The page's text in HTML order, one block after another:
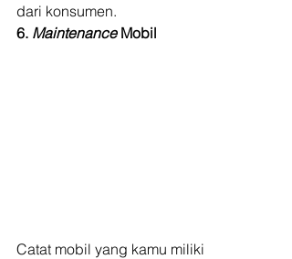
dari konsumen.
6. Maintenance Mobil
Catat mobil yang kamu miliki